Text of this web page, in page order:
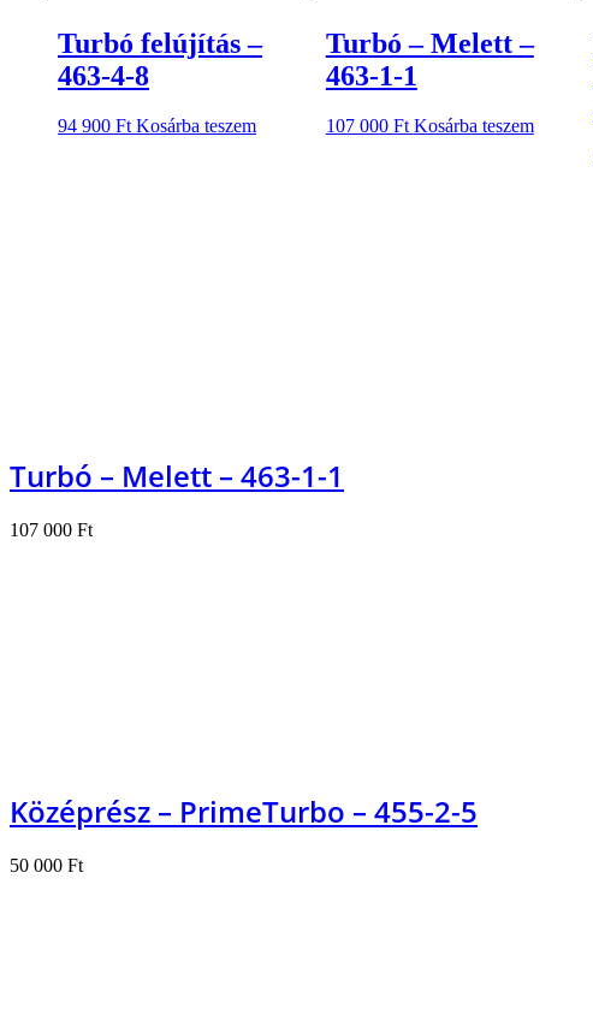
Turbó felújítás –
463-4-8
94 900 Ft Kosárba teszem
Turbó – Melett –
463-1-1
107 000 Ft Kosárba teszem
Turbó – Melett – 463-1-1
107 000 Ft
Középrész – PrimeTurbo – 455-2-5
50 000 Ft